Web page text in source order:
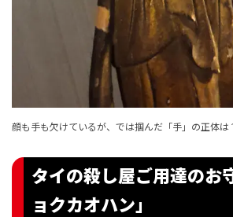
顔も手も欠けているが、では掴んだ「手」の正体は
タイの殺し屋ご用達のお
ョクカオハン」